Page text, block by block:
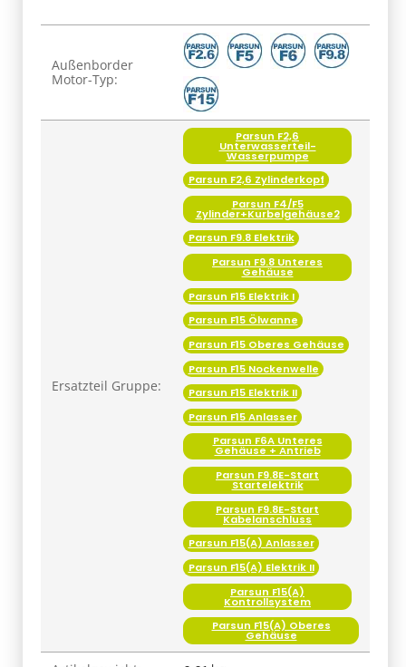
Produkteigenschaft
Wert
Motor-Typ:
Parsun F2,6
Unterwasserteil-
Wasserpumpe
Parsun F2,6 Zylinderkopf
Parsun F4/F5
Zylinder+Kurbelgehäuse2
Parsun F9.8 Elektrik
Parsun F9.8 Unteres
Gehäuse
Parsun F15 Elektrik I
Parsun F15 Ölwanne
Parsun F15 Oberes Gehäuse
Parsun F15 Nockenwelle
Parsun F15 Elektrik II
Parsun F15 Anlasser
Parsun F6A Unteres
Gehäuse + Antrieb
Parsun F9.8E-Start
Startelektrik
Parsun F9.8E-Start
Kabelanschluss
Parsun F15(A) Anlasser
Parsun F15(A) Elektrik II
Parsun F15(A)
Kontrollsystem
Parsun F15(A) Oberes
Gehäuse
Artikelgewicht: 0,01 kg